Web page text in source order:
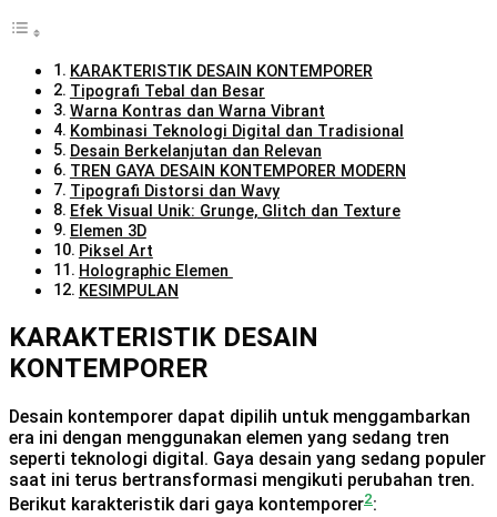
KARAKTERISTIK DESAIN KONTEMPORER
Tipografi Tebal dan Besar
Warna Kontras dan Warna Vibrant
Kombinasi Teknologi Digital dan Tradisional
Desain Berkelanjutan dan Relevan
TREN GAYA DESAIN KONTEMPORER MODERN
Tipografi Distorsi dan Wavy
Efek Visual Unik: Grunge, Glitch dan Texture
Elemen 3D
Piksel Art
Holographic Elemen
KESIMPULAN
KARAKTERISTIK DESAIN
KONTEMPORER
Desain kontemporer dapat dipilih untuk menggambarkan
era ini dengan menggunakan elemen yang sedang tren
seperti teknologi digital. Gaya desain yang sedang populer
saat ini terus bertransformasi mengikuti perubahan tren.
Berikut karakteristik dari gaya kontemporer2: